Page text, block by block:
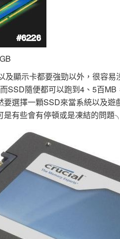
及顯示卡都要強勁以外，很容
SSD隨便都可以跑到4、5百
要選擇一顆SSD來當系統以及
是有些會有停頓或是凍結的問